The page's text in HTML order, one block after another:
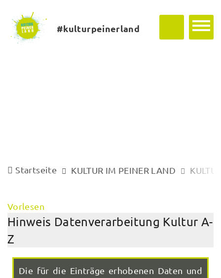
#kulturpeinerland
Startseite KULTUR IM PEINER LAND
Vorlesen
Hinweis Datenverarbeitung Kultur A-
Z
Die für die Einträge erhobenen Daten und